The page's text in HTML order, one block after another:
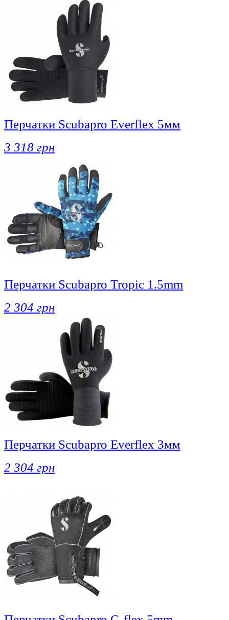
Перчатки Scubapro Everflex 5мм
3 318 грн
Перчатки Scubapro Tropic 1.5mm
2 304 грн
Перчатки Scubapro Everflex 3мм
2 304 грн